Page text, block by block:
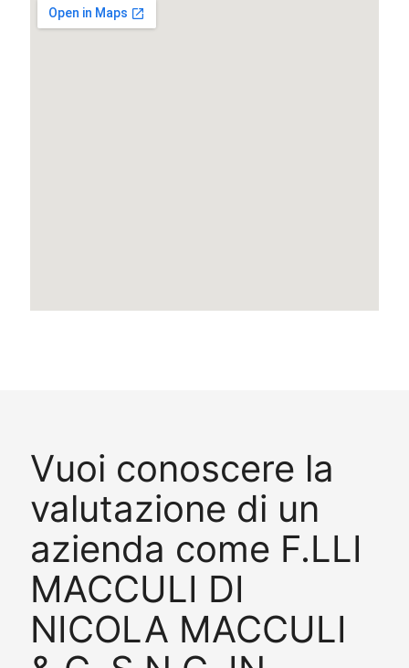
Vuoi conoscere la
valutazione di un
azienda come F.LLI
MACCULI DI
NICOLA MACCULI